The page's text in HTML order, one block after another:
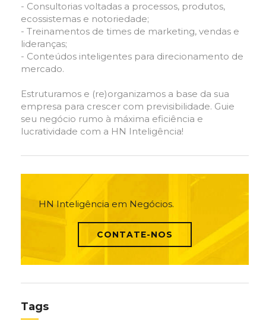
- Consultorias voltadas a processos, produtos,
ecossistemas e notoriedade;
- Treinamentos de times de marketing, vendas e
lideranças;
- Conteúdos inteligentes para direcionamento de
mercado.
Estruturamos e (re)organizamos a base da sua
empresa para crescer com previsibilidade. Guie
seu negócio rumo à máxima eficiência e
lucratividade com a HN Inteligência!
HN Inteligência em Negócios.
CONTATE-NOS
Tags